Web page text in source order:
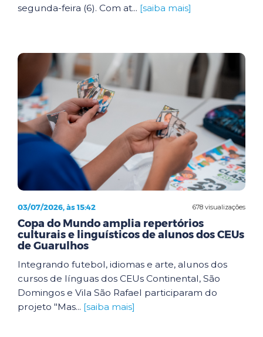
segunda-feira (6). Com at... [saiba mais]
678 visualizações
03/07/2026, às 15:42
Copa do Mundo amplia repertórios
culturais e linguísticos de alunos dos CEUs
de Guarulhos
Integrando futebol, idiomas e arte, alunos dos
cursos de línguas dos CEUs Continental, São
Domingos e Vila São Rafael participaram do
projeto "Mas... [saiba mais]